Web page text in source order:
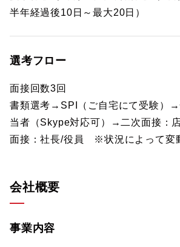
半年経過後10日～最大20日）
選考フロー
面接回数3回
書類選考→SPI（ご自宅にて受験）→
当者（Skype対応可）→二次面接：
面接：社長/役員 ※状況によって変
会社概要
事業内容